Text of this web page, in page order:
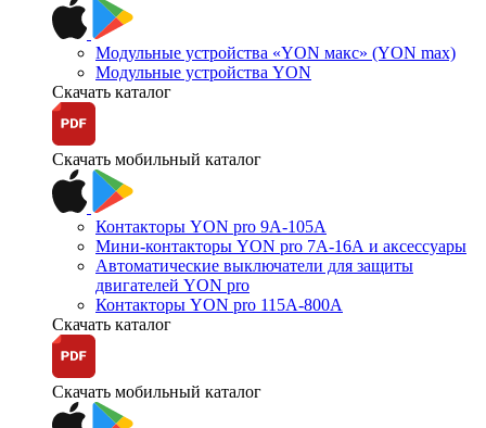
Модульные устройства «YON макс» (YON max)
Модульные устройства YON
Скачать каталог
Скачать мобильный каталог
Контакторы YON pro 9А-105А
Мини-контакторы YON pro 7А-16А и аксессуары
Автоматические выключатели для защиты
двигателей YON pro
Контакторы YON pro 115А-800А
Скачать каталог
Скачать мобильный каталог